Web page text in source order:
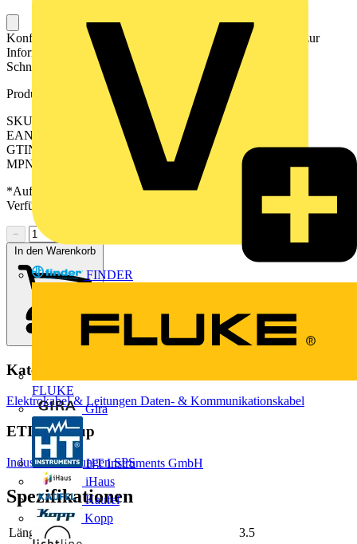
FINDER
FLUKE
Gira
HT Instruments GmbH
iHaus
Kaufel
Kopp
Konfektioniertes Kabel für die elektrische Verbindung und zur
Informationsübertragung zwischen der SPS und einer SPS-
Schnittstelle.
Produktkennzeichen
SKU: 2534060035
EAN: 04099986599925
GTIN: 04099986599925
MPN: PAC-MTM3-HE20-V0-3M5
*Auf Anfrage verfügbar - bitte in den Warenkorb legen, um
Verfügbarkeit zu prüfen
−
In den Warenkorb
Kategorien
Elektrokabel & Leitungen Daten- & Kommunikationskabel
ETIM Group
Industriesteuerungen SPS
Spezifikationen
Länge
3.5